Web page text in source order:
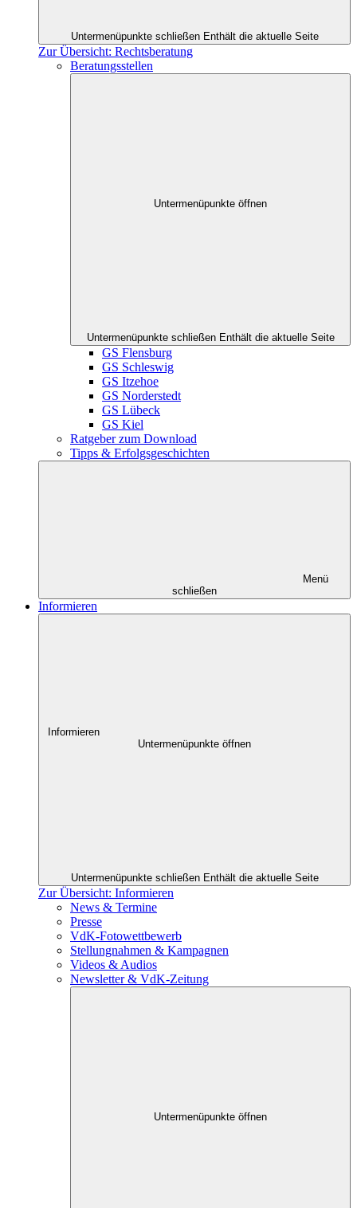
Untermenüpunkte schließen Enthält die aktuelle Seite
Zur Übersicht: Rechtsberatung
Beratungsstellen
Untermenüpunkte öffnen
Untermenüpunkte schließen Enthält die aktuelle Seite
GS Flensburg
GS Schleswig
GS Itzehoe
GS Norderstedt
GS Lübeck
GS Kiel
Ratgeber zum Download
Tipps & Erfolgsgeschichten
Menü
schließen
Informieren
Informieren
Untermenüpunkte öffnen
Untermenüpunkte schließen Enthält die aktuelle Seite
Zur Übersicht: Informieren
News & Termine
Presse
VdK-Fotowettbewerb
Stellungnahmen & Kampagnen
Videos & Audios
Newsletter & VdK-Zeitung
Untermenüpunkte öffnen